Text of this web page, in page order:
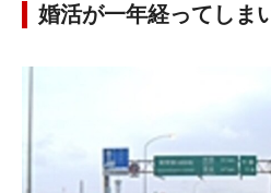
婚活が一年経ってしま